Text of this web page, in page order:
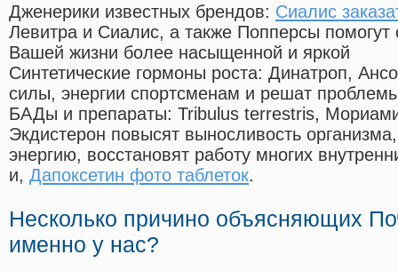
Дженерики известных брендов: Сиалис
Левитра и Сиалис, а также Попперсы помогут
Вашей жизни более насыщенной и яркой
Синтетические гормоны роста: Динатроп,
силы, энергии спортсменам и решат
БАДы и препараты: Tribulus terrestris,
Экдистерон повысят выносливость
энергию, восстановят работу многих
и, Дапоксетин фото таблеток.
Несколько причино объясняющих
именно у нас?